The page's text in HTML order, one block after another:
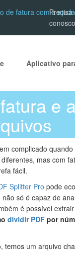
de fatura com a
Aplicativo
e
complicado
mas com
fácil.
Splitter Pro pode
só é capaz de
é possível
dividir PDF por
temos um arquivo